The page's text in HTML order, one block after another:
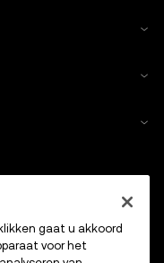
gaat u akkoord
voor het